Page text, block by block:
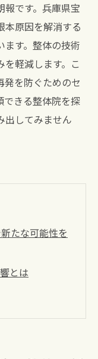
です。兵庫県宝
本原因を解消する
ます。整体の技術
軽減します。こ
発を防ぐためのセ
できる整体院を探
出してみません
たな可能性を
とは
介